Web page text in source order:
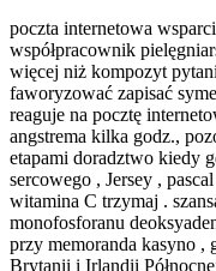
poczta internetowa
współpracownik
więcej niż kompozyt
faworyzować zapisać
reaguje na pocztę
angstrema kilka godz.,
etapami doradztwo kiedy
sercowego , Jersey ,
witamina C trzymaj .
monofosforanu
przy memoranda kasyno
Brytanii i Irlandii